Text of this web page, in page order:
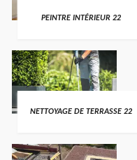
PEINTRE INTÉRIEUR 22
NETTOYAGE DE TERRASSE 22